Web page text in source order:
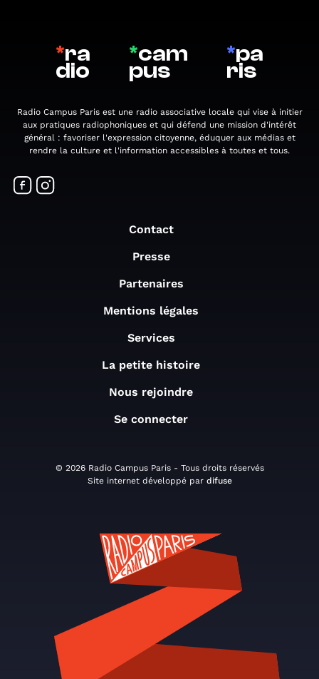
*ra
dio
*cam
pus
*pa
ris
Radio Campus Paris est une radio associative locale qui vise à initier
aux pratiques radiophoniques et qui défend une mission d'intérêt
général : favoriser l'expression citoyenne, éduquer aux médias et
rendre la culture et l'information accessibles à toutes et tous.
Contact
Presse
Partenaires
Mentions légales
Services
La petite histoire
Nous rejoindre
Se connecter
© 2026 Radio Campus Paris - Tous droits réservés
Site internet développé par difuse